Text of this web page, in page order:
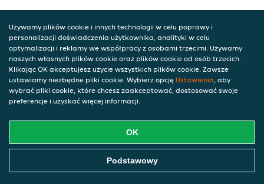
Używamy plików cookie i innych technologii w celu poprawy i
personalizacji doświadczenia użytkownika, analityki w celu
optymalizacji i reklamy we współpracy z osobami trzecimi. Używamy
naszych własnych plików cookie oraz plików cookie od osób trzecich.
Klikając OK akceptujesz użycie wszystkich plików cookie. Zawsze
ustawiamy niezbędne pliki cookie. Wybierz opcję Ustawienia, aby
wybrać pliki cookie, które chcesz zaakceptować, dostosować swoje
preferencje i uzyskać więcej informacji.
OK
Podstawowy